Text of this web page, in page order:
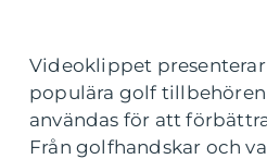
Videoklippet
populära golf
användas för att
Från golfhandskar och